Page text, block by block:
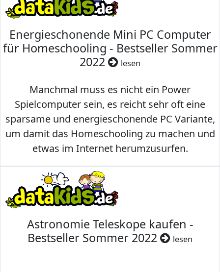
Energieschonende Mini PC Computer
für Homeschooling - Bestseller Sommer
2022
lesen
Manchmal muss es nicht ein Power
Spielcomputer sein, es reicht sehr oft eine
sparsame und energieschonende PC Variante,
um damit das Homeschooling zu machen und
etwas im Internet herumzusurfen.
Astronomie Teleskope kaufen -
Bestseller Sommer 2022
lesen